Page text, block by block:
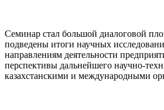
Семинар стал большой диалоговой
подведены итоги научных
направлениям деятельности
перспективы дальнейшего научно-
казахстанскими и международными